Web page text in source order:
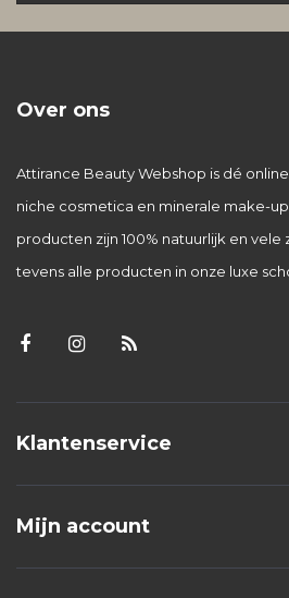
Over ons
Attirance Beauty Webshop is dé
niche cosmetica en minerale make-
producten zijn 100% natuurlijk en vele
tevens alle producten in onze luxe
Klantenservice
Mijn account